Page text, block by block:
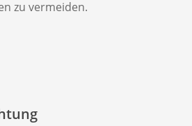
zu vermeiden.